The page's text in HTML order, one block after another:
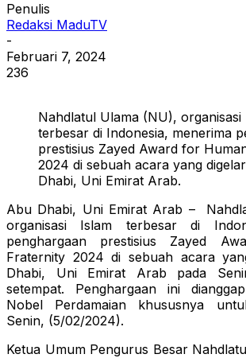
Penulis
Redaksi MaduTV
-
Februari 7, 2024
236
Nahdlatul Ulama (NU), organisasi
terbesar di Indonesia, menerima
prestisius Zayed Award for
2024 di sebuah acara yang
Dhabi, Uni Emirat Arab.
Abu Dhabi, Uni Emirat Arab –
organisasi Islam terbesar di
penghargaan prestisius Zayed
Fraternity 2024 di sebuah acara
Dhabi, Uni Emirat Arab pada
setempat. Penghargaan ini
Nobel Perdamaian khususnya
Senin, (5/02/2024).
Ketua Umum Pengurus Besar